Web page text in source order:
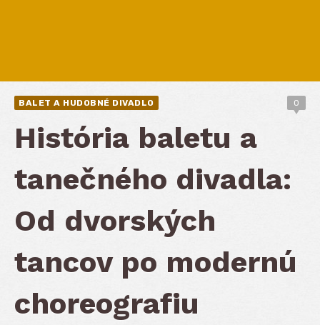
BALET A HUDOBNÉ DIVADLO 0
História baletu a
tanečného divadla:
Od dvorských
tancov po modernú
choreografiu